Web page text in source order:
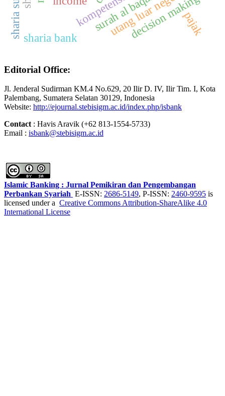
kompetensiutang luar negeri
sharia bank decision making
pajak
Editorial Office:
Jl. Jenderal Sudirman KM.4 No.629, 20 Ilir D. IV, Ilir Tim. I, Kota
Palembang, Sumatera Selatan 30129, Indonesia
Website: http://ejournal.stebisigm.ac.id/index.php/isbank
Contact : Havis Aravik (+62 813-1554-5733)
Email : isbank@stebisigm.ac.id
Islamic Banking : Jurnal Pemikiran dan Pengembangan
Perbankan Syariah E-ISSN: 2686-5149, P-ISSN: 2460-9595 is
licensed under a Creative Commons Attribution-ShareAlike 4.0
International License